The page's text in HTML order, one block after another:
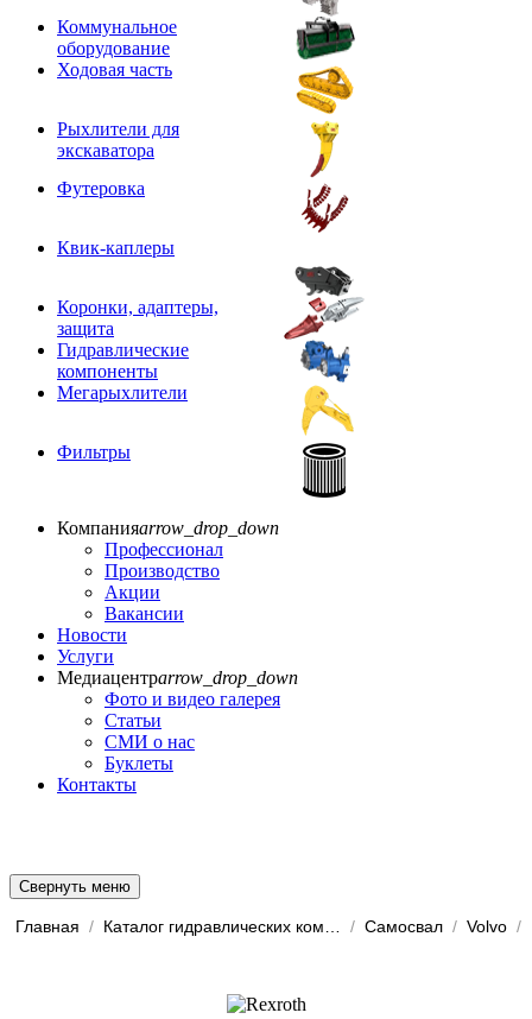
Коммунальное
оборудование
Ходовая часть
Рыхлители для
экскаватора
Футеровка
Квик-каплеры
Коронки, адаптеры,
защита
Гидравлические
компоненты
Мегарыхлители
Фильтры
Компанияarrow_drop_down
Профессионал
Производство
Акции
Вакансии
Новости
Услуги
Медиацентрarrow_drop_down
Фото и видео галерея
Статьи
СМИ о нас
Буклеты
Контакты
Свернуть меню
Главная / / Самосвал / Volvo /